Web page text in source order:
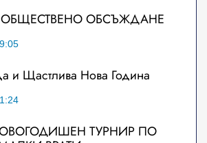
ОБСЪЖДАНЕ
и Щастлива Нова Година
ТУРНИР ПО